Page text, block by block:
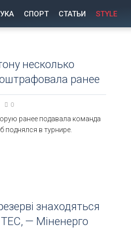
СПОРТ СТАТЬИ STYLE
несколько
ранее
0
ранее подавала команда
поднялся в турнире.
знаходяться
ТЕС, — Міненерго